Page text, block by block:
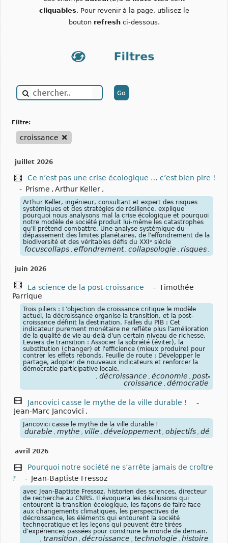
cliquables. Pour revenir à la page, utilisez le
bouton refreshci-dessous.
filtre:
croissance
juillet 2026
Ce n’est pas une crise écologique … c’est bien pire !
- Prisme , Arthur Keller ,
Arthur Keller, ingénieur, consultant et expert des risques
systémiques et des stratégies de résilience, explique
pourquoi nous analysons mal la crise écologique et pourquoi
notre modèle de société produit lui-même les catastrophes
qu'il prétend combattre. Une analyse systémique du
dépassement des limites planétaires, de l'effondrement de la
biodiversité et des véritables défis du XXIᵉ siècle
focuscollaps effondrement collapsologie risques
juin 2026
La science de la post-croissance - Timothée
Parrique
Trois piliers : L'objection de croissance critique le modèle
actuel, la décroissance organise la transition, et la post-
croissance définit la destination. Failles du PIB : Cet
indicateur purement monétaire ne reflète plus l'amélioration
de la qualité de vie au-delà d'un certain niveau de richesse.
Leviers de transition : Associer la sobriété (éviter), la
substitution (changer) et l'efficience (mieux produire) pour
contrer les effets rebonds. Feuille de route : Développer le
partage, adopter de nouveaux indicateurs et renforcer la
démocratie participative locale.
décroissance économie
post-
croissance
démocratie
Jancovici casse le mythe de la ville durable !
-
Jean-Marc Jancovici ,
Jancovici casse le mythe de la ville durable !
durable , mythe , ville , développement , objectifs ,
avril 2026
Pourquoi notre société ne s’arrête jamais de croître
?
- Jean-Baptiste Fressoz
avec Jean-Baptiste Fressoz, historien des sciences, directeur
de recherche au CNRS. Il évoquera les désillusions qui
entourent la transition écologique, les façons de faire face
aux changements climatiques, les perspectives de
décroissance, les éléments qui entourent la société
technocratique et les leçons qui peuvent être tirées
d'expériences passées pour construire le monde de demain.
transition décroissance technologie histoire